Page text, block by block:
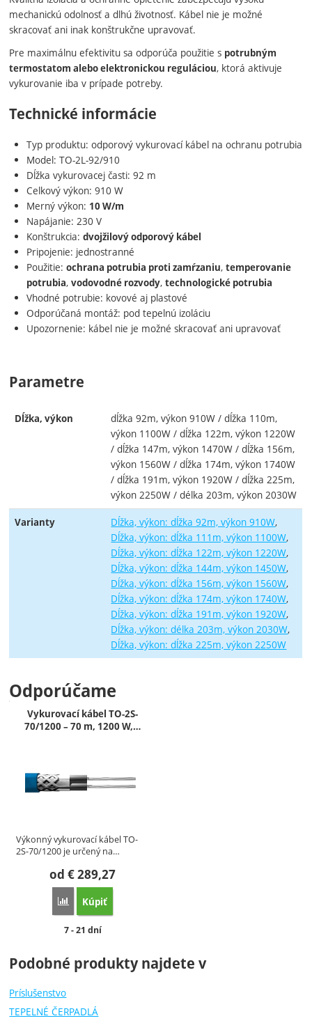
mechanickú odolnosť a dlhú životnosť. Kábel nie je možné
skracovať ani inak konštrukčne upravovať.
Pre maximálnu efektivitu sa odporúča použitie s potrubným
termostatom alebo elektronickou reguláciou, ktorá aktivuje
vykurovanie iba v prípade potreby.
Technické informácie
Typ produktu: odporový vykurovací kábel na ochranu potrubia
Model: TO-2L-92/910
Dĺžka vykurovacej časti: 92 m
Celkový výkon: 910 W
Merný výkon: 10 W/m
Napájanie: 230 V
Konštrukcia:dvojžilový odporový kábel
Pripojenie: jednostranné
Použitie:ochrana potrubia proti zamŕzaniu,temperovanie
potrubia,vodovodné rozvody,technologické potrubia
Vhodné potrubie: kovové aj plastové
Odporúčaná montáž: pod tepelnú izoláciu
Upozornenie: kábel nie je možné skracovať ani upravovať
Parametre
Dĺžka, výkon
dĺžka 92m, výkon 910W / dĺžka 110m,
výkon 1100W / dĺžka 122m, výkon 1220W
/ dĺžka 147m, výkon 1470W / dĺžka 156m,
výkon 1560W / dĺžka 174m, výkon 1740W
/ dĺžka 191m, výkon 1920W / dĺžka 225m,
výkon 2250W / délka 203m, výkon 2030W
Varianty
Dĺžka, výkon: dĺžka 92m, výkon 910W
Dĺžka, výkon: dĺžka 111m, výkon 1100W
Dĺžka, výkon: dĺžka 122m, výkon 1220W
Dĺžka, výkon: dĺžka 144m, výkon 1450W
Dĺžka, výkon: dĺžka 156m, výkon 1560W
Dĺžka, výkon: dĺžka 174m, výkon 1740W
Dĺžka, výkon: dĺžka 191m, výkon 1920W
Dĺžka, výkon: délka 203m, výkon 2030W
Dĺžka, výkon: dĺžka 225m, výkon 2250W
Odporúčame
Vykurovací kábel TO-2S-
70/1200 – 70 m, 1200 W,…
Výkonný vykurovací kábel TO-
2S-70/1200 je určený na…
od€289,27
Porovnať
Kúpiť
Dostupnosť:
7 - 21 dní
Podobné produkty najdete v
Príslušenstvo
TEPELNÉ ČERPADLÁ